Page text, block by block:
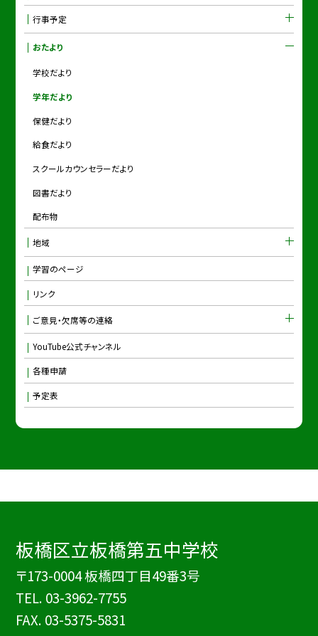
行事予定
おたより
学校だより
学年だより
保健だより
給食だより
スクールカウンセラーだより
図書だより
配布物
地域
学習のページ
リンク
ご意見・欠席等の連絡
YouTube公式チャンネル
各種申請
予定表
板橋区立板橋第五中学校
〒173-0004 板橋四丁目49番3号
TEL. 03-3962-7755
FAX. 03-5375-5831